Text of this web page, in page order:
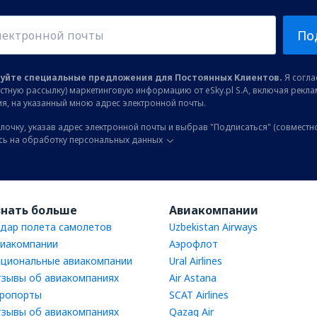
специальные предложения для Постоянных Клиентов. Я
рассылку) маркетинговую информацию от eSky.pl S.A, включая
на указанный мною адрес электронной почты.
указав адрес электронной почты и выбрав "Подписаться"
на обработку персональных данных
больше
полета самолетов
авиакомпании
об авиакомпаниях
об авиакомпаниях
Авиакомпании
Uzbekistan Airways
Аэрофлот
Ural Airlines
Air Astana
SCAT Airlines
Qazaq Air